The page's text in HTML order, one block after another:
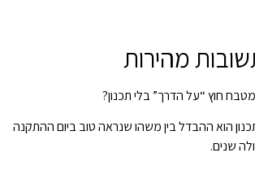
חוץ “על הדרך” בלי תכנון?
הוא ההבדל בין משהו שנראה טוב ביום ההתקנה
שנים.